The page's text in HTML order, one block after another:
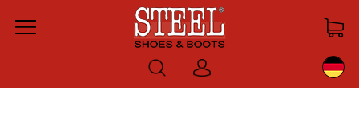
Menu
Anmelden